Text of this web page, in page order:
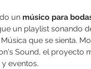
un músico para
un playlist sonando
que se sienta.
Sound, el proyecto
eventos.